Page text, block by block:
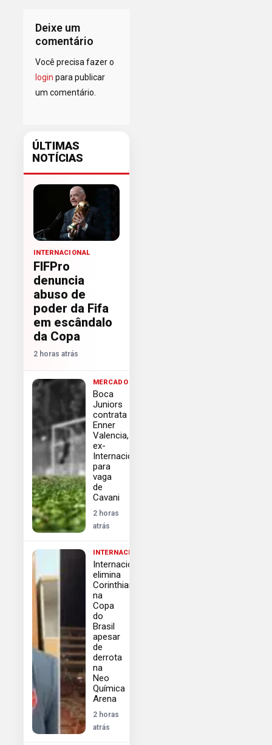
Deixe um
comentário
Você precisa fazer o
login para publicar
um comentário.
ÚLTIMAS
NOTÍCIAS
INTERNACIONAL
FIFPro
denuncia
abuso de
poder da Fifa
em escândalo
da Copa
2 horas atrás
MERCADO
Boca
Juniors
contrata
Enner
Valencia,
ex-
Internacional,
para
vaga
de
Cavani
2 horas
atrás
INTERNACIONAL
Internacional
elimina
Corinthians
na
Copa
do
Brasil
apesar
de
derrota
na
Neo
Química
Arena
2 horas
atrás